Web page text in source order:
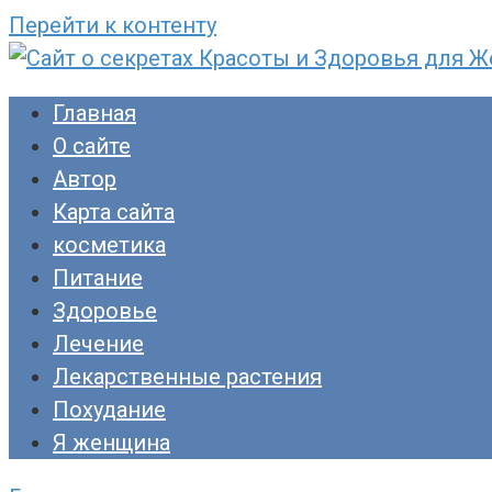
Перейти к контенту
Сайт о секретах Красоты и Здоровья для
Раскройте тайны ухода за собой, питания
прекрасны!
Главная
О сайте
Автор
Карта сайта
косметика
Питание
Здоровье
Лечение
Лекарственные растения
Похудание
Я женщина